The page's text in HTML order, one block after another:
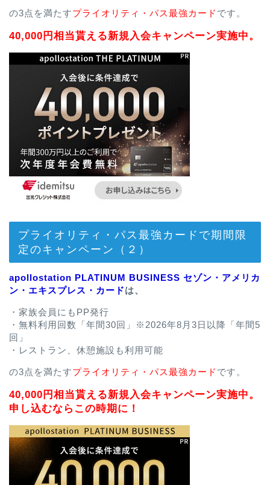
の3点を満たすプライオリティ・パス最強カード です。
40,000円相当貰える新規入会キャンペーン実施中。
プライオリティ・パス最強カードで期間限
定のキャンペーン（２）
apollostation PLATINUM BUSINESS セゾン・アメリカ
ン・エキスプレス・カードは、
・家族会員にもPP発行
・無料利用回数「年間30回」※2026年8月3日以降「年間5
回」
・レストラン、休憩施設も利用可能
の3点を満たすプライオリティ・パス最強カード です。
40,000円相当貰える新規入会キャンペーン実施中。
申し込むならこの時期に！